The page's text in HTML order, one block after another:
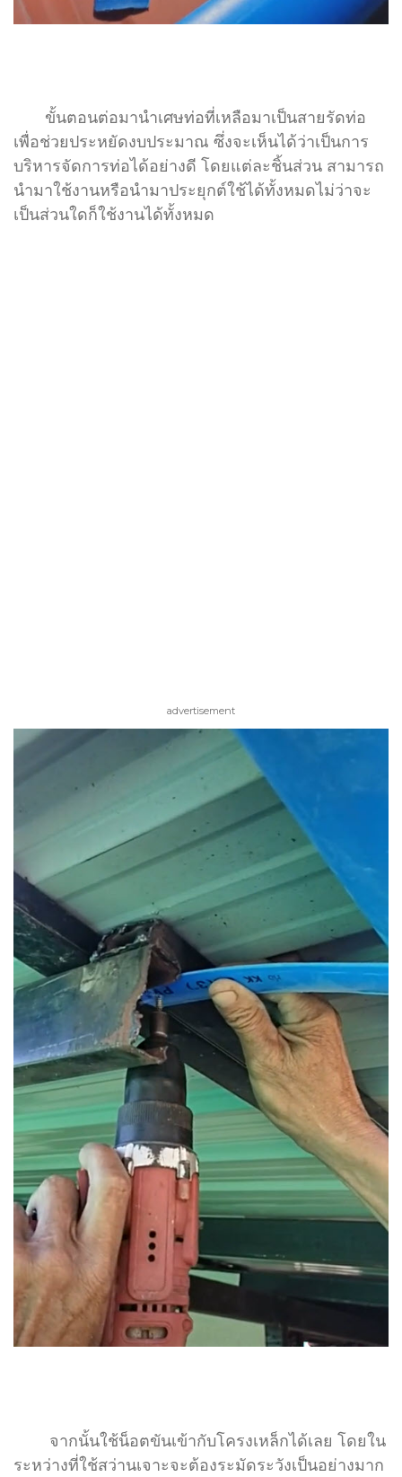
ขั้นตอนต่อมานำเศษท่อที่เหลือมาเป็นสายรัดท่อ
เพื่อช่วยประหยัดงบประมาณ ซึ่งจะเห็นได้ว่าเป็นการ
บริหารจัดการท่อได้อย่างดี โดยแต่ละชิ้นส่วน สามารถ
นำมาใช้งานหรือนำมาประยุกต์ใช้ได้ทั้งหมดไม่ว่าจะ
เป็นส่วนใดก็ใช้งานได้ทั้งหมด
advertisement
จากนั้นใช้น็อตขันเข้ากับโครงเหล็กได้เลย โดยใน
ระหว่างที่ใช้สว่านเจาะจะต้องระมัดระวังเป็นอย่างมาก